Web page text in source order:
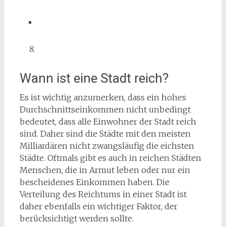
Wann ist eine Stadt reich?
Es ist wichtig anzumerken, dass ein hohes
Durchschnittseinkommen nicht unbedingt
bedeutet, dass alle Einwohner der Stadt reich
sind. Daher sind die Städte mit den meisten
Milliardären nicht zwangsläufig die eichsten
Städte. Oftmals gibt es auch in reichen Städten
Menschen, die in Armut leben oder nur ein
bescheidenes Einkommen haben. Die
Verteilung des Reichtums in einer Stadt ist
daher ebenfalls ein wichtiger Faktor, der
berücksichtigt werden sollte.